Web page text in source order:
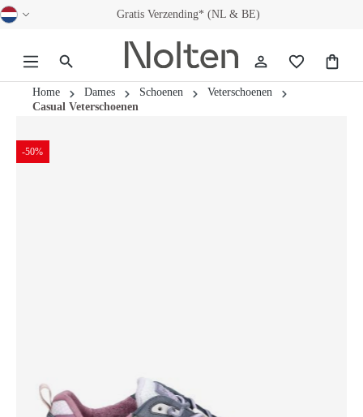
Gratis Verzending* (NL & BE)
Home Dames Schoenen
Veterschoenen
Casual Veterschoenen
-50%